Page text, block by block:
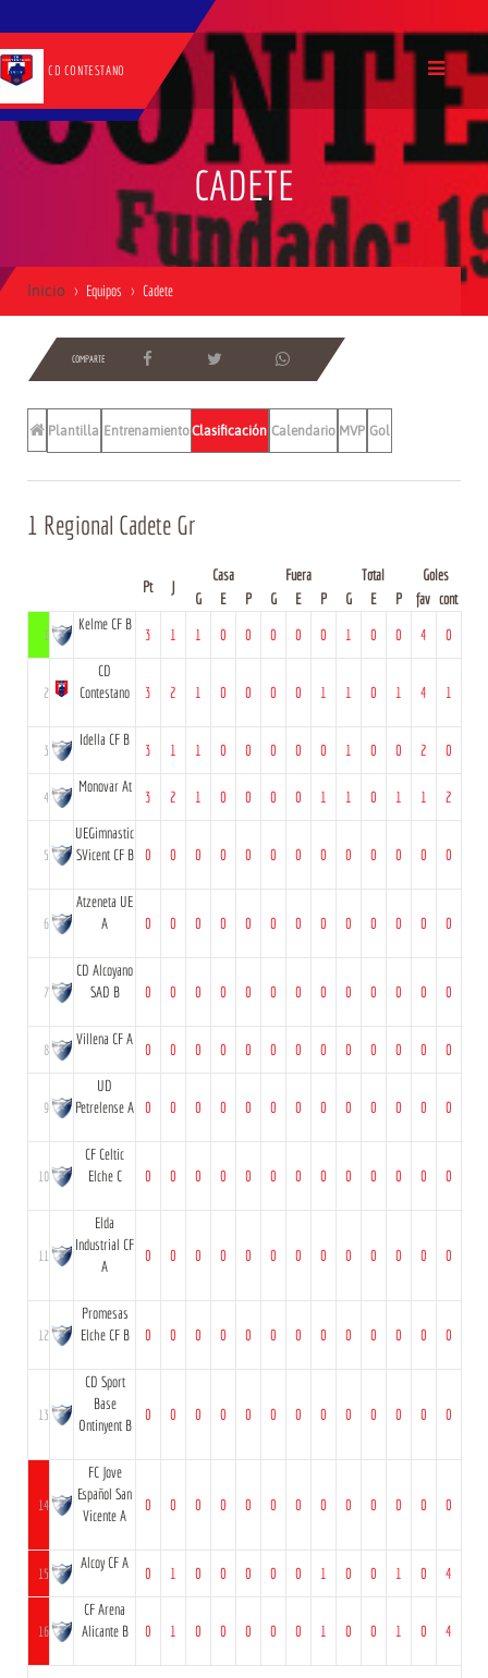
CD CONTESTANO
CADETE
Inicio Equipos Cadete
COMPARTE
Plantilla EntrenamientosClasificación Calendario MVP Gol
1 Regional Cadete Gr
Pt J
Casa Fuera Total
Goles
G
E P G E P G E P fav cont
1
Kelme CF B
3 1 1 0 0 0 0 0 1 0 0 4 0
2
CD
Contestano
3 2 1 0 0 0 0 1 1 0 1 4 1
3
Idella CF B
3 1 1 0 0 0 0 0 1 0 0 2 0
4
Monovar At
3 2 1 0 0 0 0 1 1 0 1 1 2
5
UEGimnastic
SVicent CF B
0 0 0 0 0 0 0 0 0 0 0 0 0
6
Atzeneta UE
A
0 0 0 0 0 0 0 0 0 0 0 0 0
7
CD Alcoyano
SAD B
0 0 0 0 0 0 0 0 0 0 0 0 0
8
Villena CF A
0 0 0 0 0 0 0 0 0 0 0 0 0
9
UD
Petrelense A
0 0 0 0 0 0 0 0 0 0 0 0 0
10
CF Celtic
Elche C
0 0 0 0 0 0 0 0 0 0 0 0 0
11
Elda
Industrial CF
A
0 0 0 0 0 0 0 0 0 0 0 0 0
12
Promesas
Elche CF B
0 0 0 0 0 0 0 0 0 0 0 0 0
13
CD Sport
Base
Ontinyent B
0 0 0 0 0 0 0 0 0 0 0 0 0
14
FC Jove
Español San
Vicente A
0 0 0 0 0 0 0 0 0 0 0 0 0
15
Alcoy CF A
0 1 0 0 0 0 0 1 0 0 1 0 4
16
CF Arena
Alicante B
0 1 0 0 0 0 0 1 0 0 1 0 4